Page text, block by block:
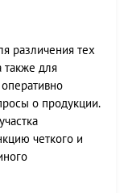
различения тех
также для
о продукции.
четкого и